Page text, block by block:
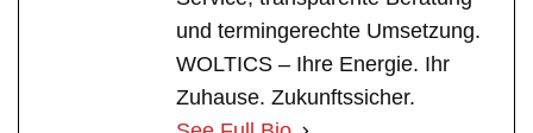
und termingerechte Umsetzung.
WOLTICS – Ihre Energie. Ihr
Zuhause. Zukunftssicher.